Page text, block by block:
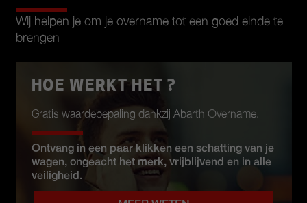
Wij helpen je om je overname tot een goed einde te
brengen
HOE WERKT HET ?
Gratis waardebepaling dankzij Abarth Overname.
Ontvang in een paar klikken een schatting van je
wagen, ongeacht het merk, vrijblijvend en in alle
veiligheid.